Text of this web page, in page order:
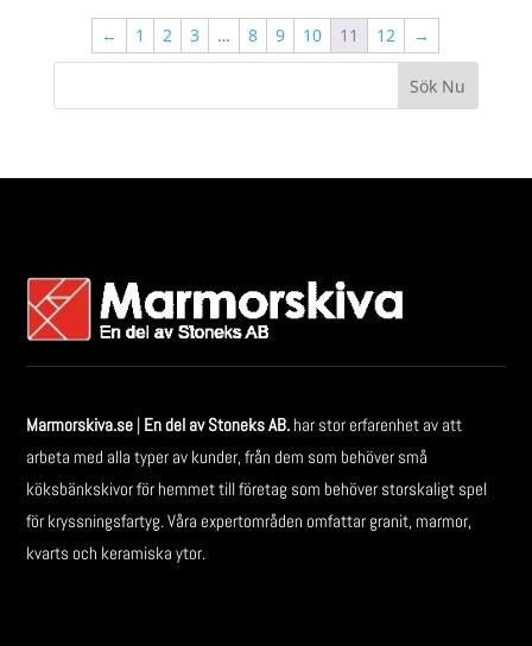
through
3027 kr
← 1 2 3 … 8 9 10 11 12 →
Sök Nu
Marmorskiva.se | En del av Stoneks AB.har stor erfarenhet av att
arbeta med alla typer av kunder, från dem som behöver små
köksbänkskivor för hemmet till företag som behöver storskaligt spel
för kryssningsfartyg. Våra expertområden omfattar granit, marmor,
kvarts och keramiska ytor.